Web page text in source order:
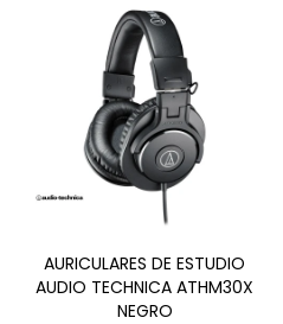
AURICULARES DE ESTUDIO
AUDIO TECHNICA ATHM30X
NEGRO